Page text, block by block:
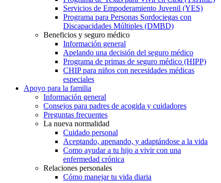
Servicios de Empoderamiento Juvenil (YES)
Programa para Personas Sordociegas con
Discapacidades Múltiples (DMBD)
Beneficios y seguro médico
Información general
Apelando una decisión del seguro médico
Programa de primas de seguro médico (HIPP)
CHIP para niños con necesidades médicas
especiales
Apoyo para la familia
Información general
Consejos para padres de acogida y cuidadores
Preguntas frecuentes
La nueva normalidad
Cuidado personal
Aceptando, apenando, y adaptándose a la vida
Como ayudar a tu hijo a vivir con una
enfermedad crónica
Relaciones personales
Cómo manejar tu vida diaria